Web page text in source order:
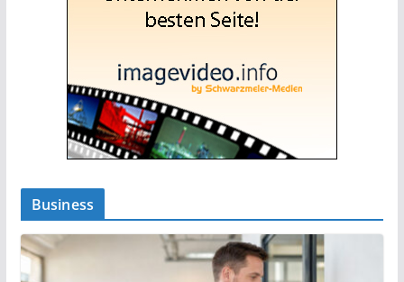
Business